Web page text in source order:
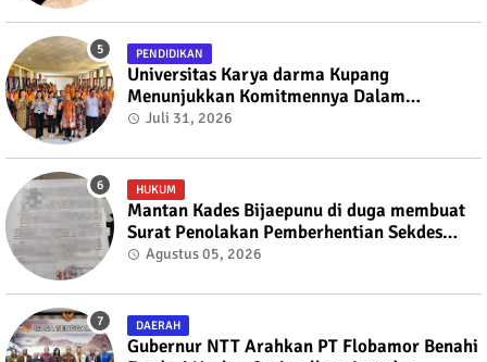
PENDIDIKAN
Universitas Karya darma Kupang
Menunjukkan Komitmennya Dalam
Mendukung Pembangunan Masyarakat
Juli 31, 2026
HUKUM
Mantan Kades Bijaepunu di duga membuat
Surat Penolakan Pemberhentian Sekdes
kepada Bupati TTS
Agustus 05, 2026
DAERAH
Gubernur NTT Arahkan PT Flobamor Benahi